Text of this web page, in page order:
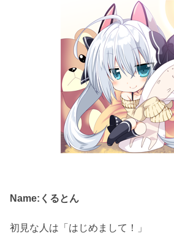
Name:くるとん
初見な人は「はじめまして！」